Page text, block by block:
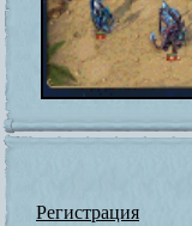
Регистрация